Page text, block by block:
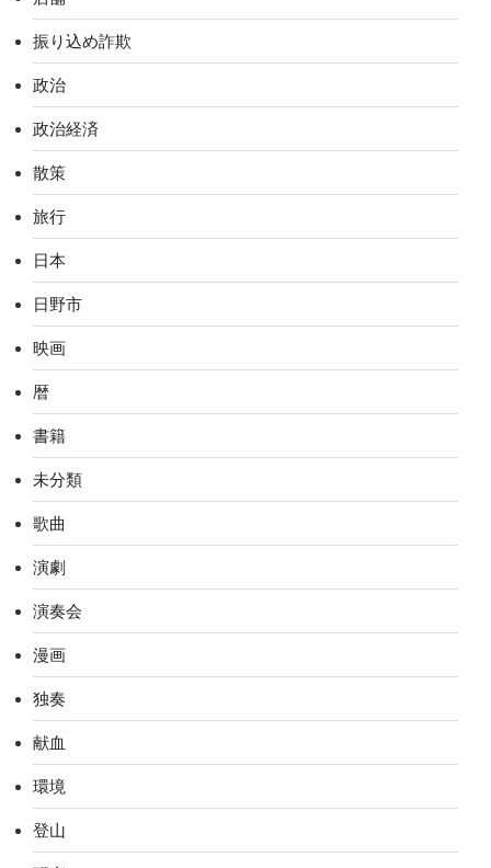
振り込め詐欺
政治
政治経済
散策
旅行
日本
日野市
映画
暦
書籍
未分類
歌曲
演劇
演奏会
漫画
独奏
献血
環境
登山